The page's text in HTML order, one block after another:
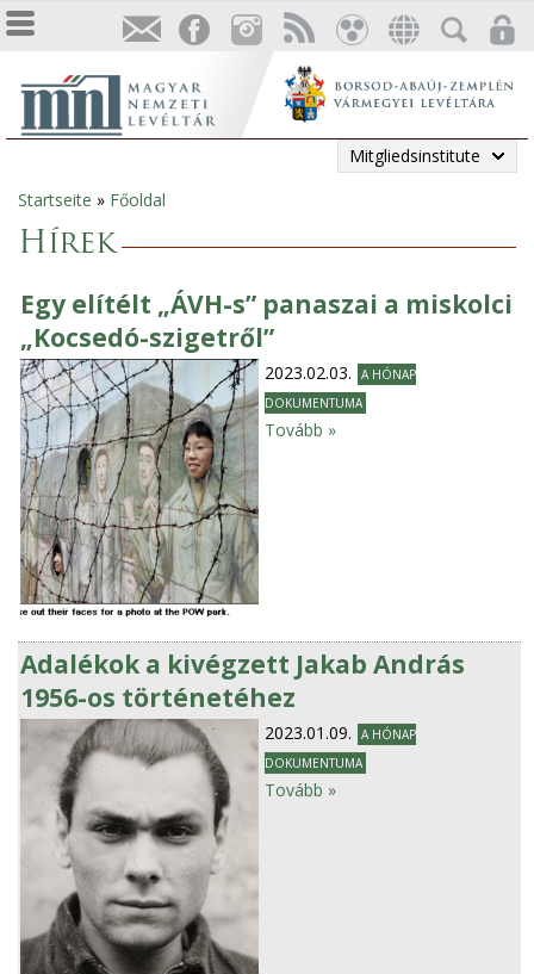
Mitgliedsinstitute
Sie
sind
hier
Startseite » Főoldal
Hírek
Egy elítélt „ÁVH-s” panaszai a miskolci
„Kocsedó-szigetről”
2023.02.03.
A HÓNAP
DOKUMENTUMA
Tovább »
Adalékok a kivégzett Jakab András
1956-os történetéhez
2023.01.09.
A HÓNAP
DOKUMENTUMA
Tovább »